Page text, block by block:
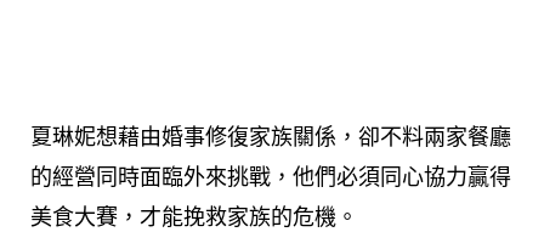
夏琳妮想藉由婚事修復家族關係，卻不料兩家餐廳
的經營同時面臨外來挑戰，他們必須同心協力贏得
美食大賽，才能挽救家族的危機。